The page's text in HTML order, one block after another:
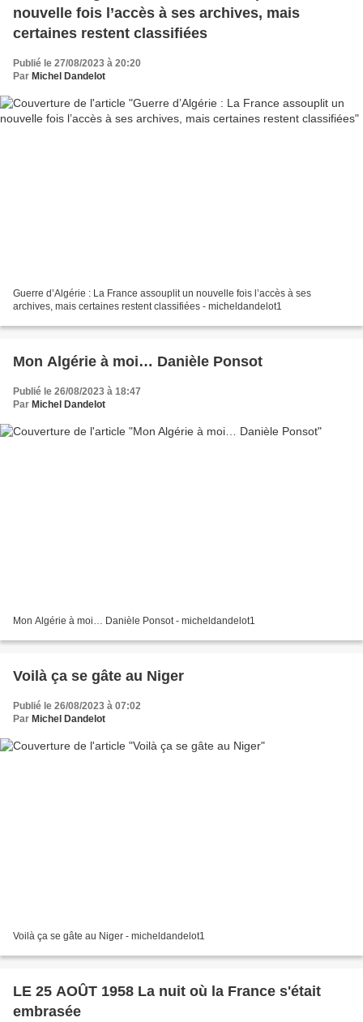
nouvelle fois l’accès à ses archives, mais
certaines restent classifiées
Publié le 27/08/2023 à 20:20
Par Michel Dandelot
Guerre d’Algérie : La France assouplit un nouvelle fois l’accès à ses
archives, mais certaines restent classifiées - micheldandelot1
Mon Algérie à moi… Danièle Ponsot
Publié le 26/08/2023 à 18:47
Par Michel Dandelot
Mon Algérie à moi… Danièle Ponsot - micheldandelot1
Voilà ça se gâte au Niger
Publié le 26/08/2023 à 07:02
Par Michel Dandelot
Voilà ça se gâte au Niger - micheldandelot1
LE 25 AOÛT 1958 La nuit où la France s'était
embrasée